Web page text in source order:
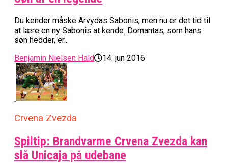
Du kender måske Arvydas Sabonis, men nu er det tid til
at lære en ny Sabonis at kende. Domantas, som hans
søn hedder, er...
Benjamin Nielsen Hald
14. jun 2016
Crvena Zvezda
Spiltip: Brandvarme Crvena Zvezda kan
slå Unicaja på udebane